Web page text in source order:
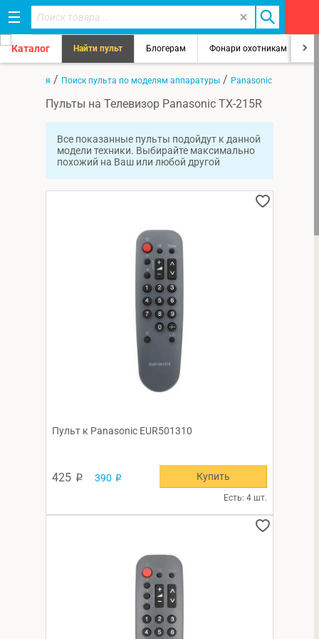
Каталог Найти пульт Блогерам Фонари охотникам
Главная / Поиск пульта по моделям аппаратуры / Panasonic
Пульты на Телевизор Panasonic TX-215R
Все показанные пульты подойдут к данной
модели техники. Выбирайте максимально
похожий на Ваш или любой другой
Пульт к Panasonic EUR501310
425 p 390 p
Есть: 4 шт.
Купить